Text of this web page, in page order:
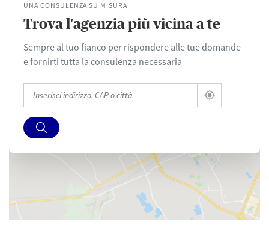
UNA CONSULENZA SU MISURA
Trova l'agenzia più vicina a te
Sempre al tuo fianco per rispondere alle tue domande
e fornirti tutta la consulenza necessaria